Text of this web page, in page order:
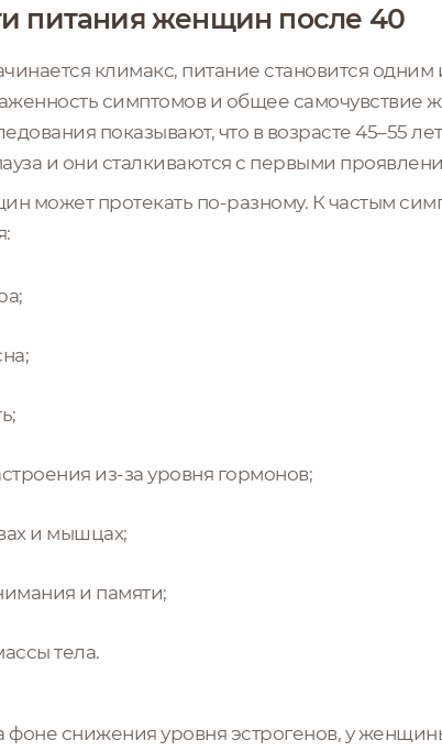
питания женщин после 40
климакс, питание становится
симптомов и общее
показывают, что в возрасте 45–55
и они сталкиваются с первыми
может протекать по-разному. К частым
из-за уровня гормонов;
и мышцах;
и памяти;
тела.
фоне снижения уровня эстрогенов, у